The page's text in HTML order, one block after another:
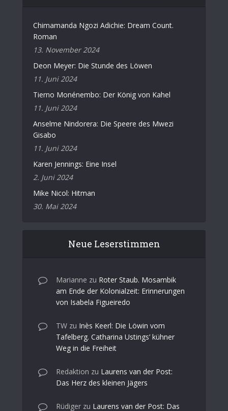
Chimamanda Ngozi Adichie: Dream Count.
Roman
13. November 2024
Deon Meyer: Die Stunde des Löwen
11. Juni 2024
Tierno Monénembo: Der König von Kahel
11. Juni 2024
Anselme Nindorera: Die Speere des Mwezi
Gisabo
11. Juni 2024
Karen Jennings: Eine Insel
2. Juni 2024
Mike Nicol: Hitman
30. Mai 2024
Neue Leserstimmen
Marianne zu Roter Staub. Mosambik
am Ende der Kolonialzeit: Erinnerungen
von Isabela Figueiredo
TW zu Inès Keerl: Die Löwin vom
Tafelberg. Catharina Ustings’ kühner
Weg in die Freiheit
Redaktion zu Laurens van der Post:
Das Herz des kleinen Jägers
Rüdiger zu Laurens van der Post: Das